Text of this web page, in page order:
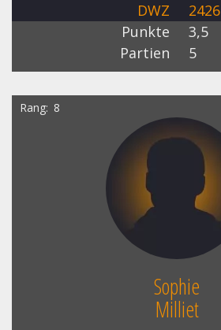
DWZ
2426
Punkte
3,5
Partien
5
Rang 8
Sophie
Milliet